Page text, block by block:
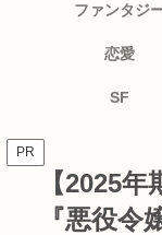
ファンタジ
恋愛
SF
PR
【2025
『悪役